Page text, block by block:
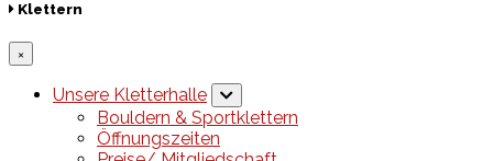
Klettern
×
Unsere Kletterhalle
Bouldern & Sportklettern
Öffnungszeiten